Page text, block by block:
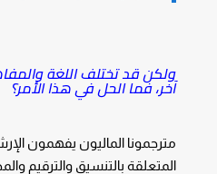
ولكن قد تختلف اللغة
آخر، فما الحل في هذا الأمر؟
مترجمونا الماليون يفهمون
المتعلقة بالتنسيق والترقيم